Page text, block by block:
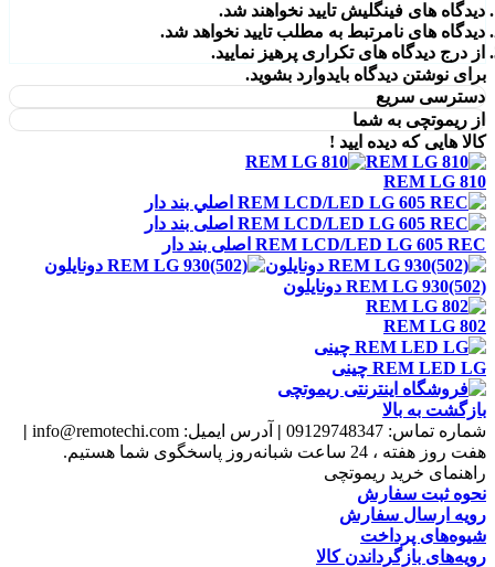
دیدگاه های فینگلیش تایید نخواهند شد.
دیدگاه های نامرتبط به مطلب تایید نخواهد شد.
از درج دیدگاه های تکراری پرهیز نمایید.
برای نوشتن دیدگاه بایدوارد بشوید.
دسترسی سریع
از ریموتچی به شما
کالا هایی که دیده ایید !
REM LG 810
REM LCD/LED LG 605 REC اصلی بند دار
REM LG 930(502) دونايلون
REM LG 802
REM LED LG چينی
بازگشت به بالا
شماره تماس: 09129748347
| آدرس ایمیل: info@remotechi.com
|
هفت روز هفته ، 24 ساعت شبانه‌روز پاسخگوی شما هستیم.
راهنمای خرید ریموتچی
نحوه ثبت سفارش
رویه ارسال سفارش
شیوه‌های پرداخت
رویه‌های بازگرداندن کالا